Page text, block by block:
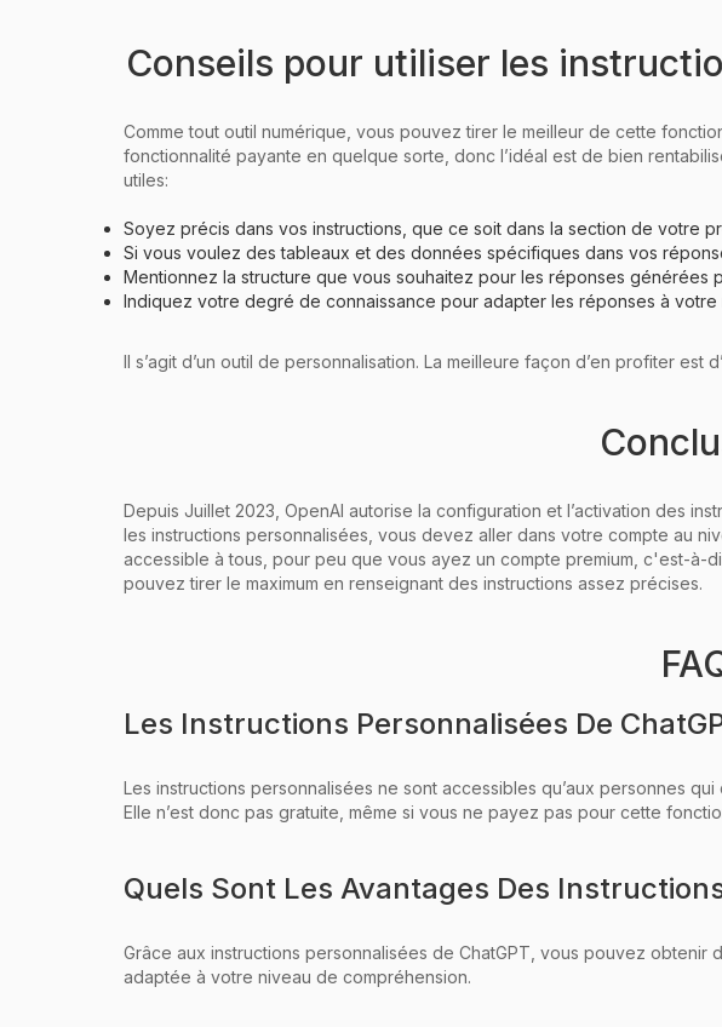
Conseils pour utiliser les
Comme tout outil numérique, vous pouvez tirer le meilleur de cette
fonctionnalité payante en quelque sorte, donc l’idéal est de bien
utiles:
Soyez précis dans vos instructions, que ce soit dans la section de votre
Si vous voulez des tableaux et des données spécifiques dans vos
Mentionnez la structure que vous souhaitez pour les réponses générées
Indiquez votre degré de connaissance pour adapter les réponses à votre
Il s’agit d’un outil de personnalisation. La meilleure façon d’en profiter
Depuis Juillet 2023, OpenAI autorise la configuration et l’activation des
les instructions personnalisées, vous devez aller dans votre compte au
accessible à tous, pour peu que vous ayez un compte premium, c'est-à-
pouvez tirer le maximum en renseignant des instructions assez précises.
Les Instructions Personnalisées De
Les instructions personnalisées ne sont accessibles qu’aux personnes
Elle n’est donc pas gratuite, même si vous ne payez pas pour cette
Quels Sont Les Avantages Des
Grâce aux instructions personnalisées de ChatGPT, vous pouvez
adaptée à votre niveau de compréhension.